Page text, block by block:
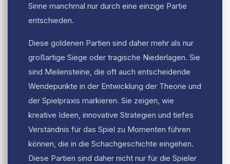
Sinne manchmal nur durch eine einzige Partie
entschieden.
Diese goldenen Partien sind daher mehr als nur
großartige Siege oder tragische Niederlagen. Sie
sind Meilensteine, die oft auch entscheidende
Wendepunkte in der Entwicklung der Theorie und
der Spielpraxis markieren. Sie zeigen, wie
kreative Ideen, innovative Strategien und tiefes
Verständnis für das Spiel zu Momenten führen
können, die in die Schachgeschichte eingehen.
Diese Partien sind daher nicht nur für die Spieler